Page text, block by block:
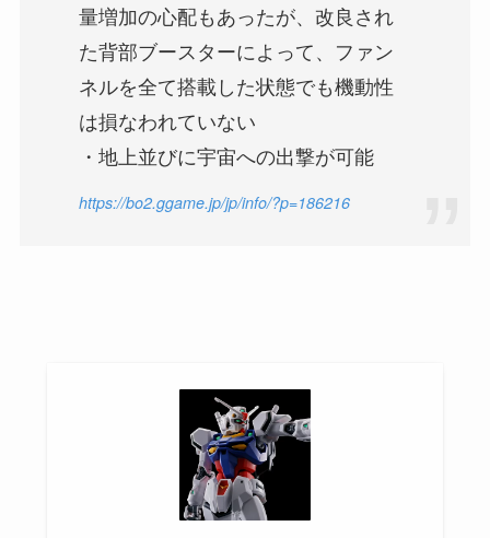
量増加の心配もあったが、改良され
た背部ブースターによって、ファン
ネルを全て搭載した状態でも機動性
は損なわれていない
・地上並びに宇宙への出撃が可能
https://bo2.ggame.jp/jp/info/?p=186216